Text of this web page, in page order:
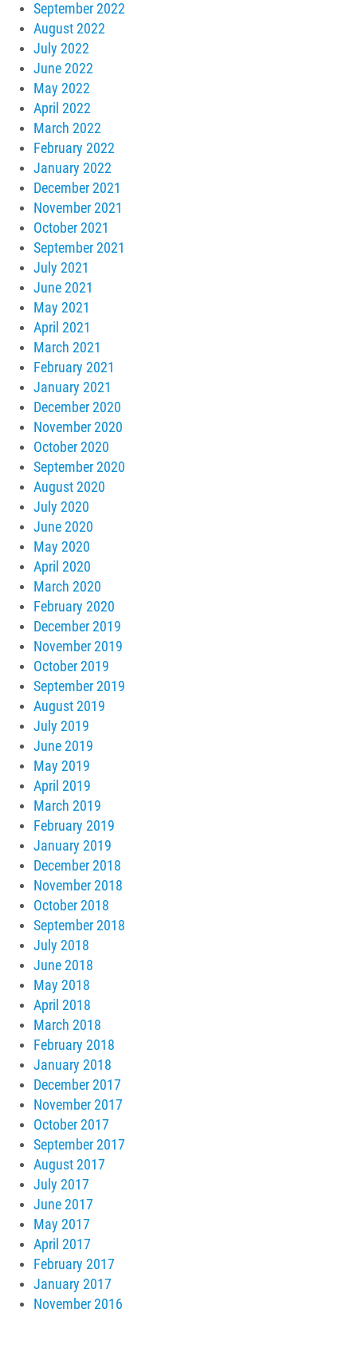
September 2022
August 2022
July 2022
June 2022
May 2022
April 2022
March 2022
February 2022
January 2022
December 2021
November 2021
October 2021
September 2021
July 2021
June 2021
May 2021
April 2021
March 2021
February 2021
January 2021
December 2020
November 2020
October 2020
September 2020
August 2020
July 2020
June 2020
May 2020
April 2020
March 2020
February 2020
December 2019
November 2019
October 2019
September 2019
August 2019
July 2019
June 2019
May 2019
April 2019
March 2019
February 2019
January 2019
December 2018
November 2018
October 2018
September 2018
July 2018
June 2018
May 2018
April 2018
March 2018
February 2018
January 2018
December 2017
November 2017
October 2017
September 2017
August 2017
July 2017
June 2017
May 2017
April 2017
February 2017
January 2017
November 2016